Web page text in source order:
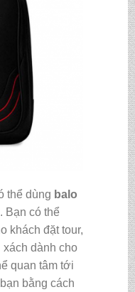
thể dùng balo
. Bạn có thể
khách đặt tour,
xách dành cho
quan tâm tới
bằng cách